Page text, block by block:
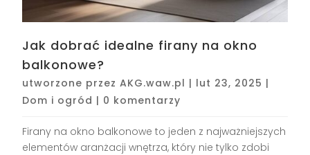
Jak dobrać idealne firany na okno
balkonowe?
utworzone przezAKG.waw.pl | lut 23, 2025 |
Dom i ogród | 0 komentarzy
Firany na okno balkonowe to jeden z najważniejszych
elementów aranżacji wnętrza, który nie tylko zdobi